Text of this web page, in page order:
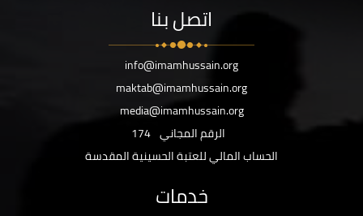
اتصل بنا
info@imamhussain.org
maktab@imamhussain.org
media@imamhussain.org
الرقم المجاني 174
الحساب المالي للعتبة الحسينية المقدسة
خدمات